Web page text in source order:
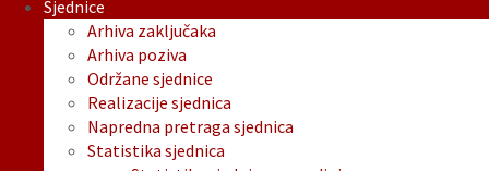
Sjednice
Arhiva zaključaka
Arhiva poziva
Održane sjednice
Realizacije sjednica
Napredna pretraga sjednica
Statistika sjednica